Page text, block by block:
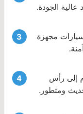
عالية الجودة.
مجهزة
إلى رأس
ومتطور.